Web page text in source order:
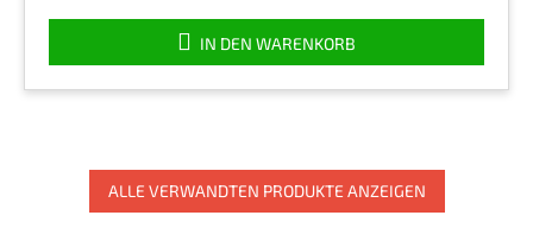
von
5
Sternen.
IN DEN WARENKORB
ALLE VERWANDTEN PRODUKTE ANZEIGEN